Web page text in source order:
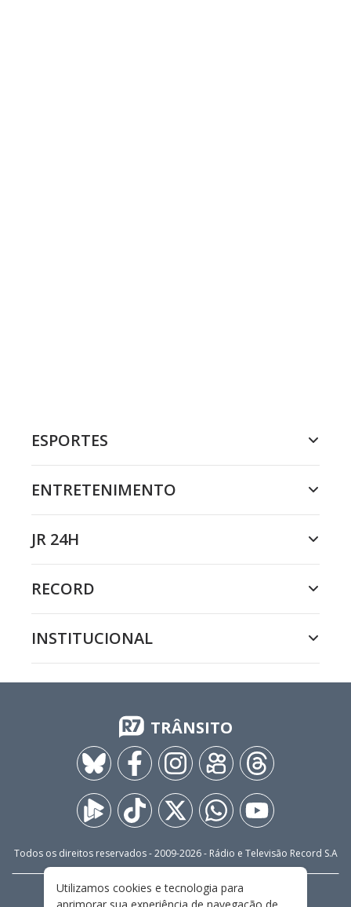
ESPORTES
ENTRETENIMENTO
JR 24H
RECORD
INSTITUCIONAL
TRÂNSITO
Todos os direitos reservados - 2009-2026- Rádio e Televisão Record S.A
FALE CONOSCO PRIVACIDADE
Utilizamos cookies e tecnologia para